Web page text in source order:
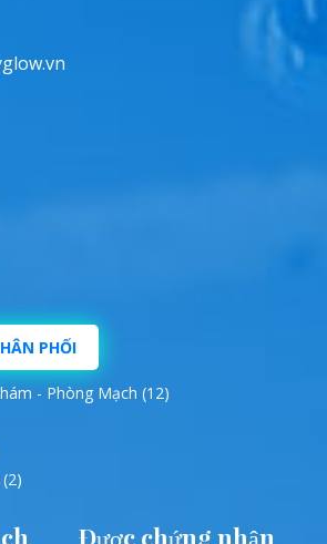
PHỐI
- Phòng Mạch (12)
Được chứng nhận